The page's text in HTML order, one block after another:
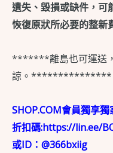
遺失、毀損或缺件，可
恢復原狀所必要的整新
*******離島也可運送
諒。***************
SHOP.COM會員獨享
折扣碼:https://lin.ee/
或ID：@366bxiig